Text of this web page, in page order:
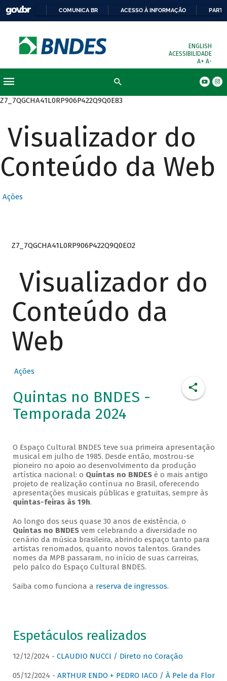
COMUNICA BR ACESSO À INFORMAÇÃO
ENGLISH
ACESSIBILIDADE
A+ A-
Z7_7QGCHA41L0RP906P422Q9Q0E83
Visualizador do
Conteúdo da Web
Ações
Z7_7QGCHA41L0RP906P422Q9Q0EO2
Visualizador do
Conteúdo da
Web
Ações
Quintas no BNDES -
Temporada 2024
O Espaço Cultural BNDES teve sua primeira apresentação
musical em julho de 1985. Desde então, mostrou-se
pioneiro no apoio ao desenvolvimento da produção
artística nacional: o Quintas no BNDESé o mais antigo
projeto de realização contínua no Brasil, oferecendo
apresentações musicais públicas e gratuitas, sempre às
quintas-feiras às 19h.
Ao longo dos seus quase 30 anos de existência, o
Quintas no BNDESvem celebrando a diversidade no
cenário da música brasileira, abrindo espaço tanto para
artistas renomados, quanto novos talentos. Grandes
nomes da MPB passaram, no início de suas carreiras,
pelo palco do Espaço Cultural BNDES.
Saiba como funciona a reserva de ingressos.
Espetáculos realizados
12/12/2024 - CLAUDIO NUCCI / Direto no Coração
05/12/2024 - ARTHUR ENDO + PEDRO IACO / À Pele da Flor